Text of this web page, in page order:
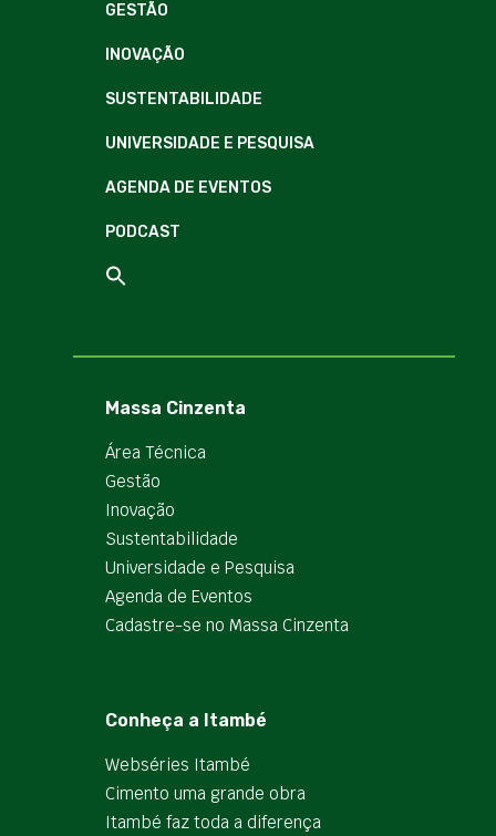
GESTÃO
INOVAÇÃO
SUSTENTABILIDADE
UNIVERSIDADE E PESQUISA
AGENDA DE EVENTOS
PODCAST
Massa Cinzenta
Área Técnica
Gestão
Inovação
Sustentabilidade
Universidade e Pesquisa
Agenda de Eventos
Cadastre-se no Massa Cinzenta
Conheça a Itambé
Webséries Itambé
Cimento uma grande obra
Itambé faz toda a diferença